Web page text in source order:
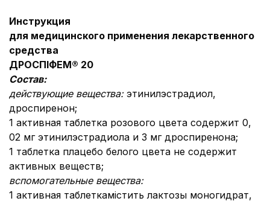
Инструкция
для медицинского применения лекарственного
средства
ДРОСПІФЕМ® 20
Состав:
действующие вещества: этинилэстрадиол,
дроспиренон;
1 активная таблетка розового цвета содержит 0,
02 мг этинилэстрадиола и 3 мг дроспиренона;
1 таблетка плацебо белого цвета не содержит
активных веществ;
вспомогательные вещества:
1 активная таблеткамістить лактозы моногидрат,